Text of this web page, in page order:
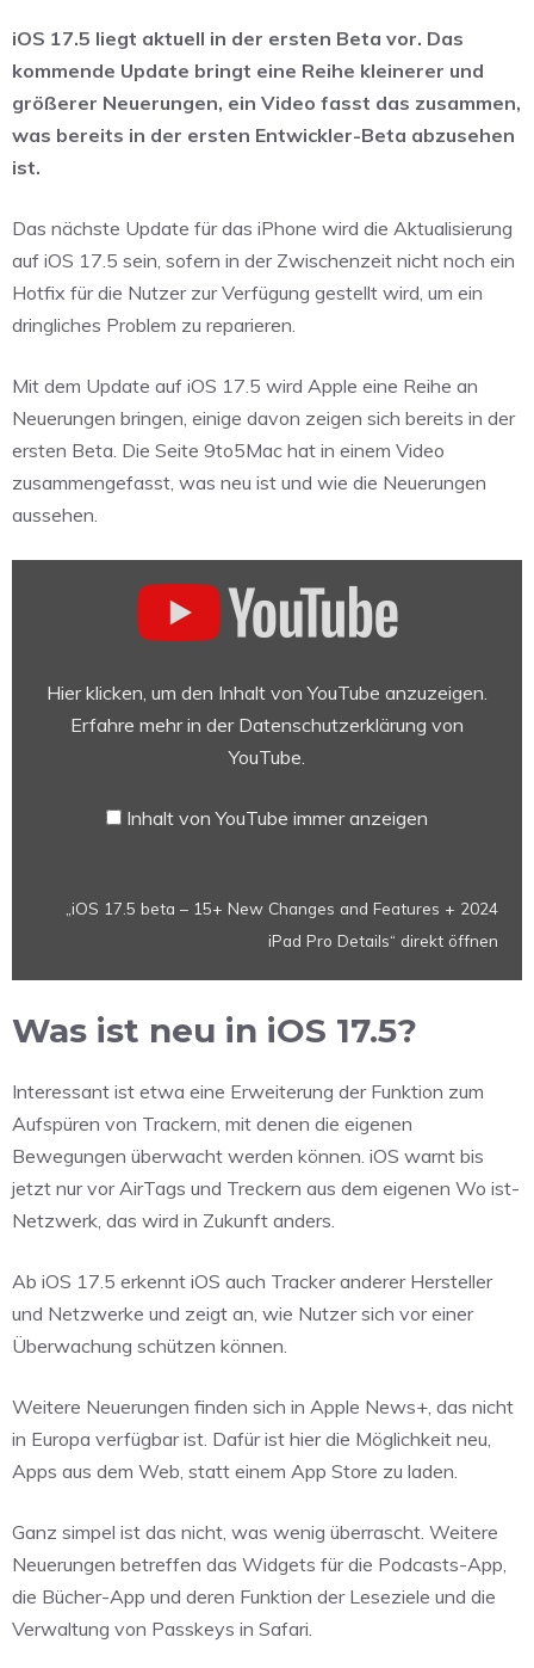
iOS 17.5 liegt aktuell in der ersten Beta vor. Das
kommende Update bringt eine Reihe kleinerer und
größerer Neuerungen, ein Video fasst das zusammen,
was bereits in der ersten Entwickler-Beta abzusehen
ist.
Das nächste Update für das iPhone wird die Aktualisierung
auf iOS 17.5 sein, sofern in der Zwischenzeit nicht noch ein
Hotfix für die Nutzer zur Verfügung gestellt wird, um ein
dringliches Problem zu reparieren.
Mit dem Update auf iOS 17.5 wird Apple eine Reihe an
Neuerungen bringen, einige davon zeigen sich bereits in der
ersten Beta. Die Seite 9to5Mac hat in einem Video
zusammengefasst, was neu ist und wie die Neuerungen
aussehen.
von
anzeigen
Hier klicken, um den Inhalt von YouTube anzuzeigen.
Erfahre mehr in der Datenschutzerklärung von
YouTube.
Inhalt von YouTube immer anzeigen
„iOS 17.5 beta – 15+ New Changes and Features + 2024
iPad Pro Details“ direkt öffnen
Was ist neu in iOS 17.5?
Interessant ist etwa eine Erweiterung der Funktion zum
Aufspüren von Trackern, mit denen die eigenen
Bewegungen überwacht werden können. iOS warnt bis
jetzt nur vor AirTags und Treckern aus dem eigenen Wo ist-
Netzwerk, das wird in Zukunft anders.
Ab iOS 17.5 erkennt iOS auch Tracker anderer Hersteller
und Netzwerke und zeigt an, wie Nutzer sich vor einer
Überwachung schützen können.
Weitere Neuerungen finden sich in Apple News+, das nicht
in Europa verfügbar ist. Dafür ist hier die Möglichkeit neu,
Apps aus dem Web, statt einem App Store zu laden.
Ganz simpel ist das nicht, was wenig überrascht. Weitere
Neuerungen betreffen das Widgets für die Podcasts-App,
die Bücher-App und deren Funktion der Leseziele und die
Verwaltung von Passkeys in Safari.